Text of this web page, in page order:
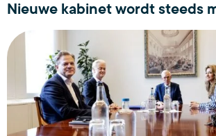
Nieuwe kabinet wordt steeds